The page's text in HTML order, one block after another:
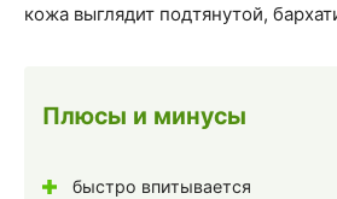
кожа выглядит подтянутой,
Плюсы и минусы
быстро впитывается